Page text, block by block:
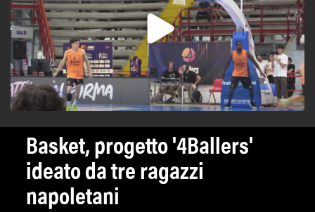
Basket, progetto '4Ballers'
ideato da tre ragazzi
napoletani